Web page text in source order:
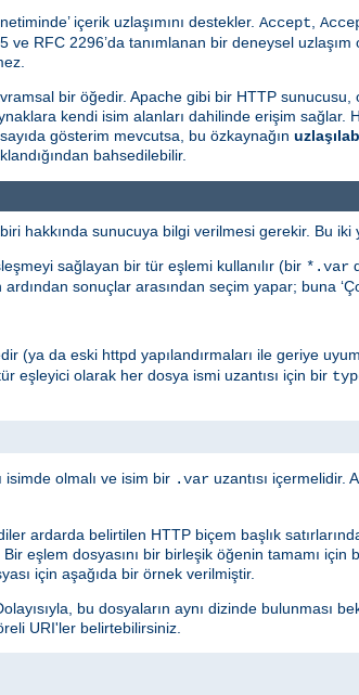
içerik uzlaşımını destekler. Accept
RFC 2296’da tanımlanan bir deneysel uzlaşım
bir öğedir. Apache gibi bir HTTP
kendi isim alanları dahilinde erişim sağlar.
gösterim mevcutsa, bu özkaynağın
bahsedilebilir.
hakkında sunucuya bilgi verilmesi gerekir. Bu iki
sağlayan bir tür eşlemi kullanılır (bir *.var
sonuçlar arasından seçim yapar; buna
(ya da eski httpd yapılandırmaları ile geriye
eşleyici olarak her dosya ismi uzantısı için bir
isimde olmalı ve isim bir .var uzantısı içermelidir.
ardarda belirtilen HTTP biçem başlık
Bir eşlem dosyasını bir birleşik öğenin tamamı
için aşağıda bir örnek verilmiştir.
bu dosyaların aynı dizinde bulunması
URI'ler belirtebilirsiniz.